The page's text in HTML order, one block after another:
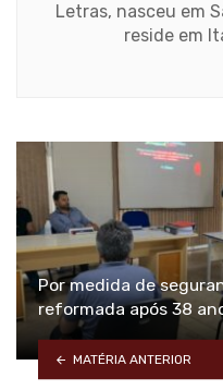
Letras, nasceu em
reside em
Por medida de
reformada após 38
MATÉRIA ANTERIOR